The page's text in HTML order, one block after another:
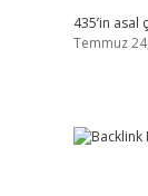
435’in asal
Temmuz